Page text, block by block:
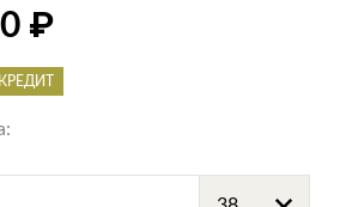
₽
КРЕДИТ